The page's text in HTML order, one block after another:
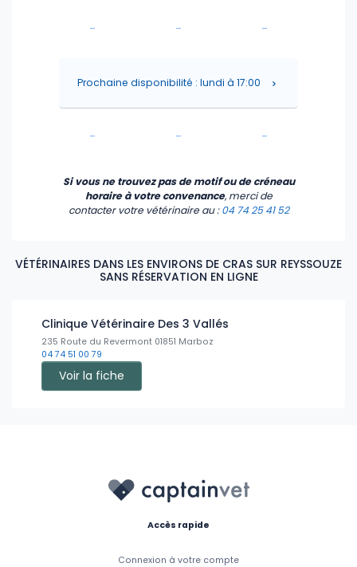
-
-
-
-
-
-
Prochaine disponibilité : lundi à 17:00
Si vous ne trouvez pas de motif ou de créneau
horaire à votre convenance, merci de
contacter votre vétérinaire au :04 74 25 41 52
VÉTÉRINAIRES DANS LES ENVIRONS DE CRAS SUR REYSSOUZE
SANS RÉSERVATION EN LIGNE
Clinique Vétérinaire Des 3 Vallés
235 Route du Revermont 01851 Marboz
04 74 51 00 79
Voir la fiche
Accès rapide
Connexion à votre compte